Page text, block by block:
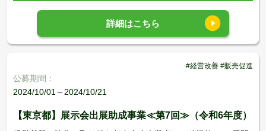
詳細はこちら
#経営改善 #販売促進
公募期間：
2024/10/01～2024/10/21
【東京都】展示会出展助成事業≪第7回≫（令和6年度）